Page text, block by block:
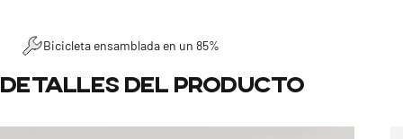
Bicicleta ensamblada en un 85%
Detalles del producto